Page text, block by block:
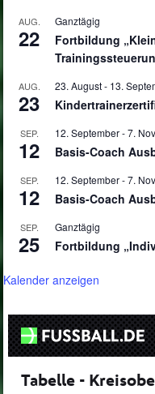
AUG.
22
Ganztägig
Fortbildung
AUG.
23
23. August- 13.
SEP.
12
12. September-7.
Basis-Coach
SEP.
12
12. September-7.
Basis-Coach
SEP.
25
Ganztägig
Fortbildung
Kalender anzeigen